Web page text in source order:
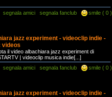
segnala amici segnala fanclub smile ( 0 )
jazz experiment - videoclip indie -
videos
il video albachiara jazz experiment di
| videoclip musica indie[...]
segnala amici segnala fanclub smile ( 0 )
jazz experiment - videoclip indie -